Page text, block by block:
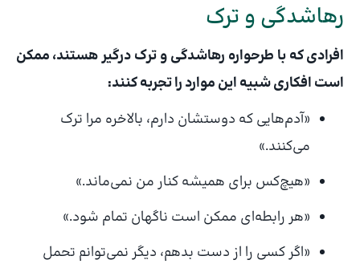
رهاشدگی و ترک
افرادی که با طرحواره رهاشدگی و ترک درگیر هستند، ممکن
است افکاری شبیه این موارد را تجربه کنند:
«آدم‌هایی که دوستشان دارم، بالاخره مرا ترک
می‌کنند.»
«هیچ‌کس برای همیشه کنار من نمی‌ماند.»
«هر رابطه‌ای ممکن است ناگهان تمام شود.»
«اگر کسی را از دست بدهم، دیگر نمی‌توانم تحمل